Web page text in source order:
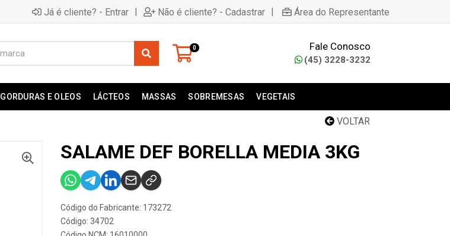
Já é cliente? - Entrar | Não é cliente? - Cadastrar | Área do Representante
0 Fale Conosco
(45) 3228-3232
GORDURAS E OLEOS LÁCTEOS MASSAS SOBREMESAS VEGETAIS
VOLTAR
SALAME DEF BORELLA MEDIA 3KG
Código do Fabricante: 173272
Código: 34702